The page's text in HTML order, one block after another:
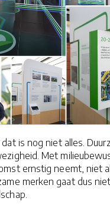
dat is nog niet alles.
Met
ernstig neemt, niet
merken gaat dus